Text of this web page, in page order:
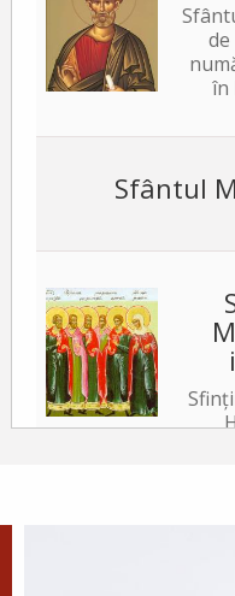
în
Sfântul
✝)